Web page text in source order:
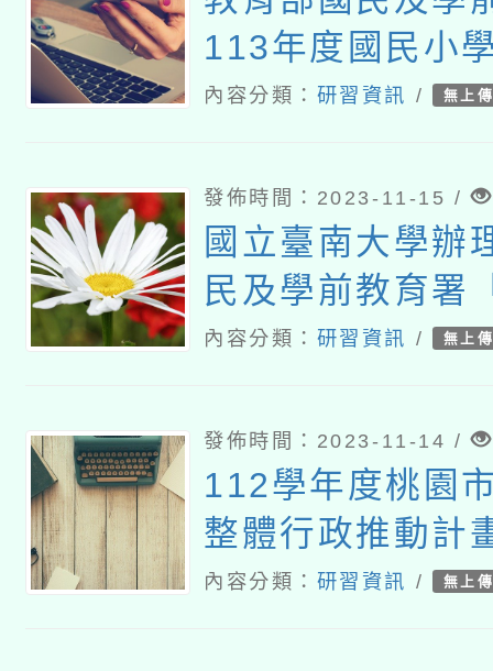
113年度國民小
學學生學習扶助
小場教師研習
內容分類： 研習資訊 / 無上
發佈時間：2023-11-15 /
國立臺南大學辦
民及學前教育署
度國民中小學數
民小學數學領域
材研習課程實施
內容分類： 研習資訊 / 無上
發佈時間：2023-11-14 /
112學年度桃園
整體行政推動計
三：科技化評量
內容分類： 研習資訊 / 無上